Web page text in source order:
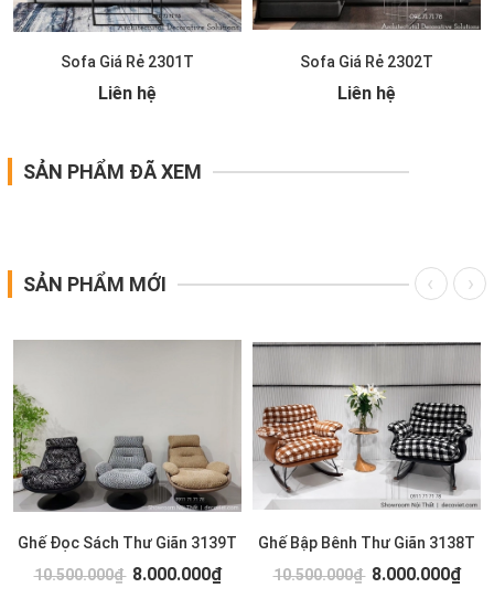
Sofa Giá Rẻ 2301T
Liên hệ
Sofa Giá Rẻ 2302T
Liên hệ
SẢN PHẨM ĐÃ XEM
SẢN PHẨM MỚI
Ghế Đọc Sách Thư Giãn 3139T
10.500.000₫ 8.000.000₫
Ghế Bập Bênh Thư Giãn 3138T
10.500.000₫ 8.000.000₫